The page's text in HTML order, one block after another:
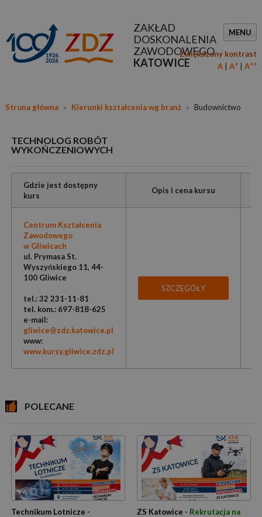
ZAKŁAD
DOSKONALENIA
ZAWODOWEGO
KATOWICE
MENU
Zwiększony kontrast
A
A+ A++
Strona główna » Kierunki kształcenia wg branż » Budownictwo
TECHNOLOG ROBÓT
WYKOŃCZENIOWYCH
Gdzie jest dostępny
kurs
Opis i cena kursu
Centrum Kształcenia
Zawodowego
w Gliwicach
ul. Prymasa St.
Wyszyńskiego 11, 44-
100 Gliwice
tel.: 32 231-11-81
tel. kom.: 697-818-625
e-mail:
gliwice@zdz.katowice.pl
www:
www.kursy.gliwice.zdz.pl
SZCZEGÓŁY
POLECANE
Technikum Lotnicze -
ZS Katowice - Rekrutacja na